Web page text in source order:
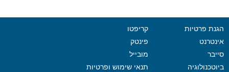
הגנת פרטיות
אינטרנט
סייבר
ביוטכנולוגיה
קריפטו
פינטק
מובייל
תנאי שימוש ופרטיות